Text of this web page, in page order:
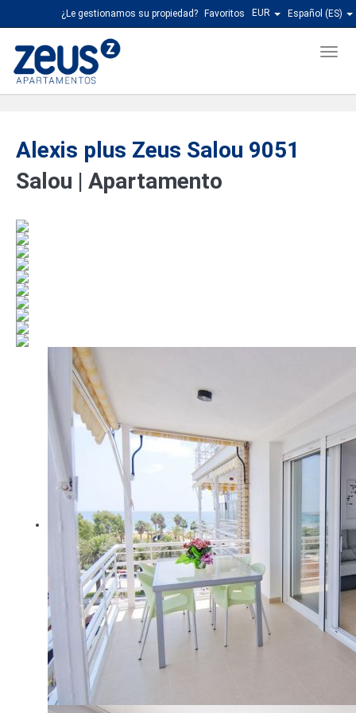
Español (ES)
EUR
Favoritos
¿Le gestionamos su propiedad?
Menu
Alexis plus Zeus Salou 9051
Salou | Apartamento